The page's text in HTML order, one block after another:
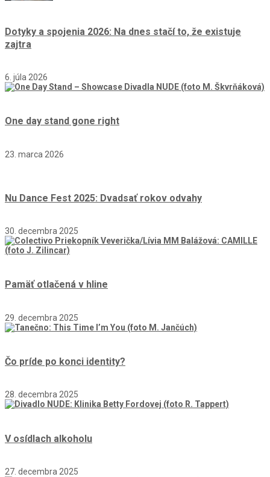
Dotyky a spojenia 2026: Na dnes stačí to, že existuje
zajtra
6. júla 2026
One day stand gone right
23. marca 2026
Nu Dance Fest 2025: Dvadsať rokov odvahy
30. decembra 2025
Pamäť otlačená v hline
29. decembra 2025
Čo príde po konci identity?
28. decembra 2025
V osídlach alkoholu
27. decembra 2025